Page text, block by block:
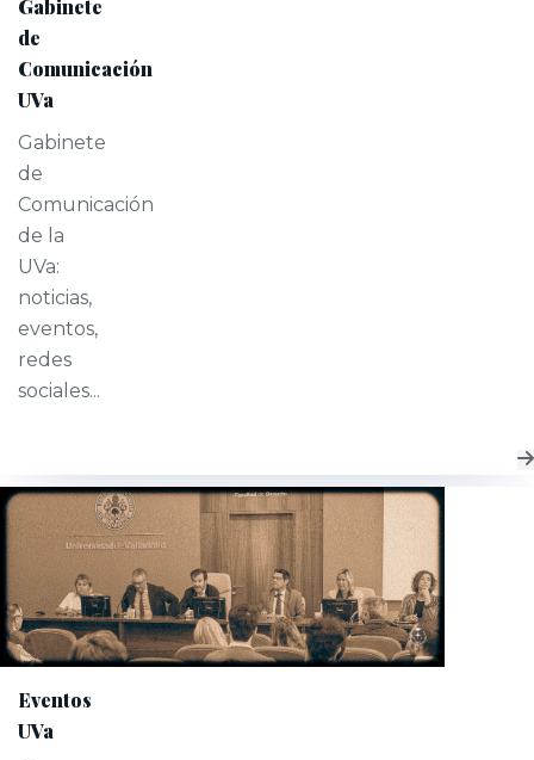
Gabinete
de
Comunicación
UVa
Gabinete
de
Comunicación
de la
UVa:
noticias,
eventos,
redes
sociales...
Eventos
UVa